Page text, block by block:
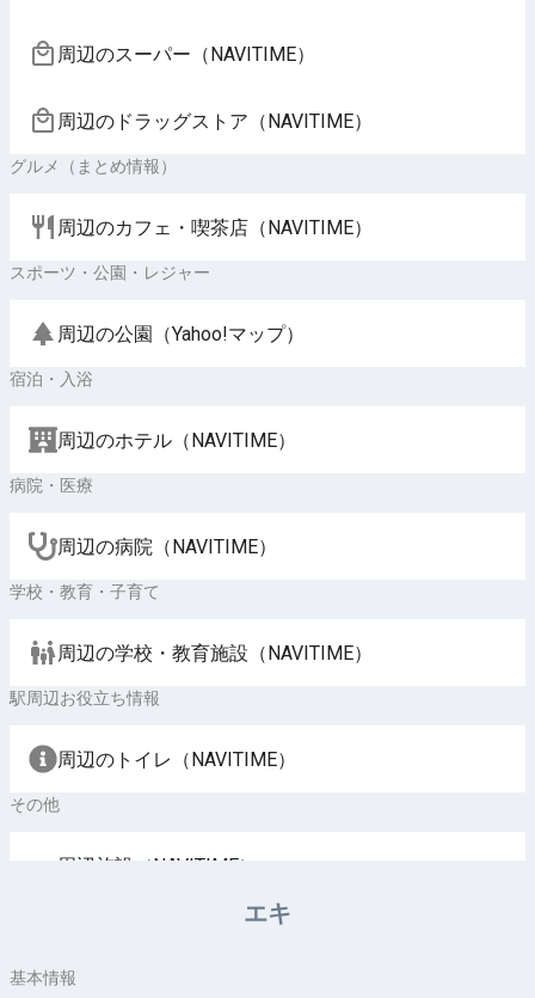
周辺のスーパー（NAVITIME）
周辺のドラッグストア（NAVITIME）
グルメ（まとめ情報）
周辺のカフェ・喫茶店（NAVITIME）
スポーツ・公園・レジャー
周辺の公園（Yahoo!マップ）
宿泊・入浴
周辺のホテル（NAVITIME）
病院・医療
周辺の病院（NAVITIME）
学校・教育・子育て
周辺の学校・教育施設（NAVITIME）
駅周辺お役立ち情報
周辺のトイレ（NAVITIME）
その他
周辺施設（NAVITIME）
エキ
基本情報